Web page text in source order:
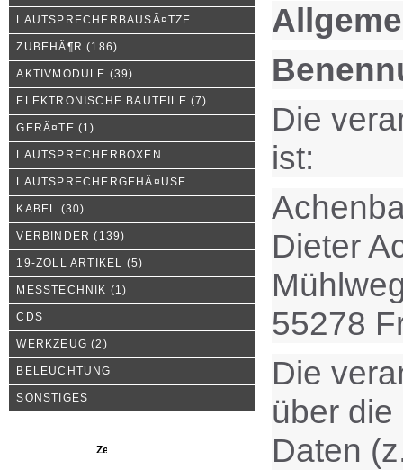
LAUTSPRECHERBAUSÃ¤TZE
ZUBEHÃ¶R (186)
AKTIVMODULE (39)
ELEKTRONISCHE BAUTEILE (7)
GERÃ¤TE (1)
LAUTSPRECHERBOXEN
LAUTSPRECHERGEHÃ¤USE
KABEL (30)
VERBINDER (139)
19-ZOLL ARTIKEL (5)
MESSTECHNIK (1)
CDS
WERKZEUG (2)
BELEUCHTUNG
SONSTIGES
Die
ist:
Dieter
55278
Die
über
Daten